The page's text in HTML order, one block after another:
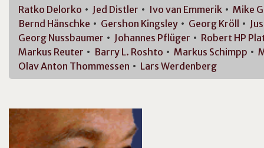
Ratko Delorko Jed Distler Ivo van Emmerik Mike
Bernd Hänschke Gershon Kingsley Georg Kröll
Georg Nussbaumer Johannes Pflüger Robert HP
Markus Reuter Barry L. Roshto Markus Schimpp
Olav Anton Thommessen Lars Werdenberg